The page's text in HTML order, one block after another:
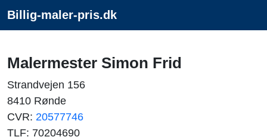
Billig-maler-pris.dk
Malermester Simon Frid
Strandvejen 156
8410 Rønde
CVR: 20577746
TLF: 70204690